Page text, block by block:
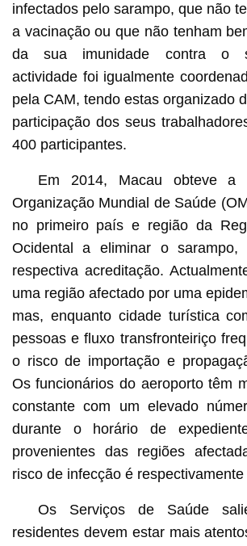
infectados pelo sarampo, que não
a vacinação ou que não tenham
da sua imunidade contra o
actividade foi igualmente
pela CAM, tendo estas organizado
participação dos seus
400 participantes.
Em 2014, Macau obteve a
Organização Mundial de Saúde
no primeiro país e região da
Ocidental a eliminar o sarampo,
respectiva acreditação.
uma região afectado por uma
mas, enquanto cidade turística
pessoas e fluxo transfronteiriço
o risco de importação e
Os funcionários do aeroporto têm
constante com um elevado
durante o horário de
provenientes das regiões
risco de infecção é respectivamente
Os Serviços de Saúde
residentes devem estar mais